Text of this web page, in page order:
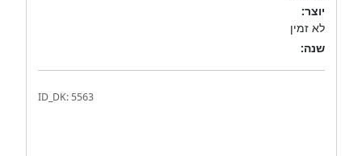
יוצר:
לא זמין
שנה:
ID_DK: 5563